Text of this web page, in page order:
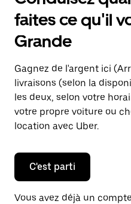
faites ce qu'il
Grande
Gagnez de l'argent ici
livraisons (selon la
les deux, selon votre
votre propre voiture ou
location avec Uber.
C'est parti
Vous avez déjà un